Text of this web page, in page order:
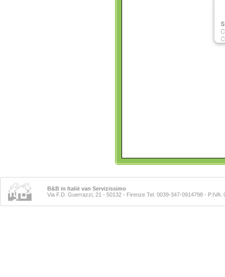
B&B in Italië van Servizissimo
Via F.D. Guerrazzi, 21 - 50132 - Firenze Tel. 0039-347-0914798 - P.IVA: